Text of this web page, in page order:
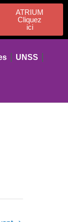
ATRIUM
Cliquez
ici
UNSS